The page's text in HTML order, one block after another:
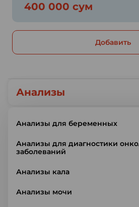
Анализы
Анализы для беременных
Анализы для диагностики
заболеваний
Анализы кала
Анализы мочи
400 000 сум
Добавить